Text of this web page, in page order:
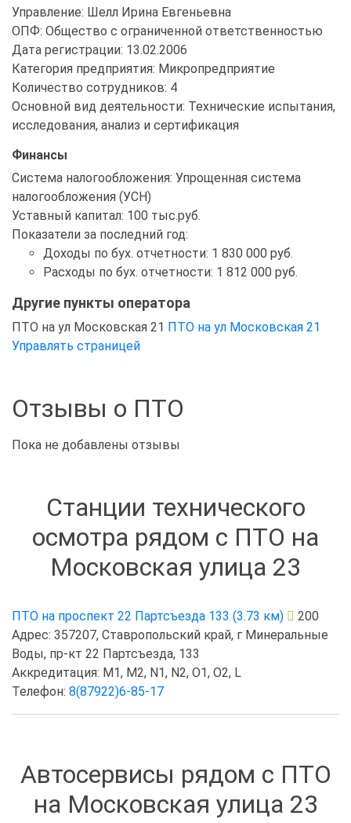
Управление: Шелл Ирина Евгеньевна
ОПФ: Общество с ограниченной ответственностью
Дата регистрации: 13.02.2006
Категория предприятия: Микропредприятие
Количество сотрудников: 4
Основной вид деятельности: Технические испытания,
исследования, анализ и сертификация
Финансы
Система налогообложения: Упрощенная система
налогообложения (УСН)
Уставный капитал: 100 тыс.руб.
Показатели за последний год:
Доходы по бух. отчетности: 1 830 000 руб.
Расходы по бух. отчетности: 1 812 000 руб.
Другие пункты оператора
ПТО на ул Московская 21 ПТО на ул Московская 21
Управлять страницей
Отзывы о ПТО
Пока не добавлены отзывы
Станции технического
осмотра рядом с ПТО на
Московская улица 23
ПТО на проспект 22 Партсъезда 133 (3.73 км)
200
Адрес: 357207, Ставропольский край, г Минеральные
Воды, пр-кт 22 Партсъезда, 133
Аккредитация: M1, M2, N1, N2, O1, O2, L
Телефон: 8(87922)6-85-17
Автосервисы рядом с ПТО
на Московская улица 23